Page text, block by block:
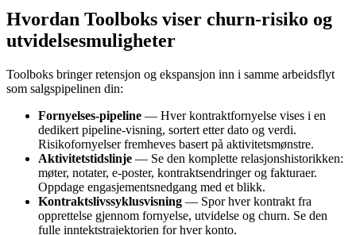
Hvordan Toolboks viser churn-risiko og
utvidelsesmuligheter
Toolboks bringer retensjon og ekspansjon inn i samme arbeidsflyt
som salgspipelinen din:
Fornyelses-pipeline — Hver kontraktfornyelse vises i en
dedikert pipeline-visning, sortert etter dato og verdi.
Risikofornyelser fremheves basert på aktivitetsmønstre.
Aktivitetstidslinje — Se den komplette relasjonshistorikken:
møter, notater, e-poster, kontraktsendringer og fakturaer.
Oppdage engasjementsnedgang med et blikk.
Kontraktslivssyklusvisning — Spor hver kontrakt fra
opprettelse gjennom fornyelse, utvidelse og churn. Se den
fulle inntektstrajektorien for hver konto.